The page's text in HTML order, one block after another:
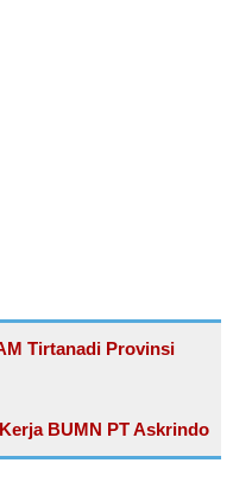
Tirtanadi Provinsi
BUMN PT Askrindo